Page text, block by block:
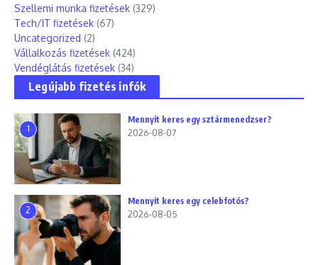
Szellemi munka fizetések (329)
Tech/IT fizetések (67)
Uncategorized (2)
Vállalkozás fizetések (424)
Vendéglátás fizetések (34)
Legújabb fizetés infók
1
Mennyit keres egy sztármenedzser?
2026-08-07
2
Mennyit keres egy celebfotós?
2026-08-05